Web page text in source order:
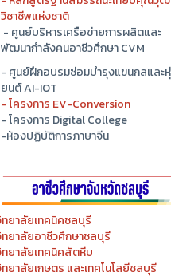
- ศูนย์ปัญญาประดิษฐ์เพื่ออุตสาหกรรม
วิทยาลัยเทคนิคชลบุรี
- หลักสูตรฐานสมรรถนะเทียบคุณวุฒิ
วิชาชีพแห่งชาติ
- ศูนย์บริหารเครือข่ายการผลิตและ
พัฒนากำลังคนอาชีวศึกษา CVM
- ศูนย์ฝึกอบรมซ่อมบำรุงแขนกลและหุ่น
- โครงการ Digital College
-ห้องปฏิบัติการภาษาจีน